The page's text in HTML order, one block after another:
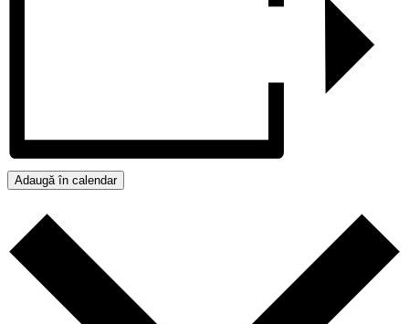
Adaugă în calendar